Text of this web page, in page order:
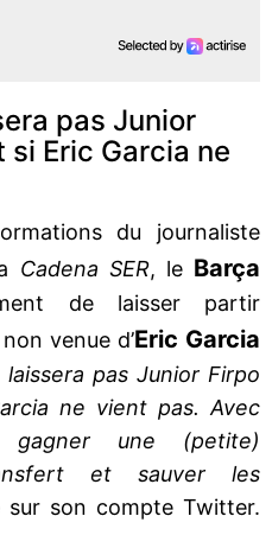
pas Junior
Eric Garcia ne
du journaliste
Cadena SER, le Barça
de laisser partir
venue d’Eric Garcia
laissera pas Junior Firpo
ne vient pas. Avec
gagner une (petite)
et sauver les
son compte Twitter.